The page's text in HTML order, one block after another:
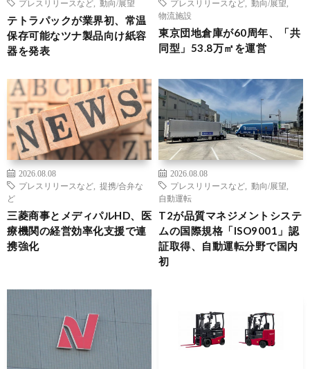
プレスリリースなど
動向/展望
テトラパックが業界初、常温
保存可能なツナ製品向け紙容
器を発表
プレスリリースなど
動向/展望
物流施設
東京団地倉庫が60周年、「共
同型」53.8万㎡を運営
2026.08.08
プレスリリースなど
提携/合弁な
ど
三菱商事とメディパルHD、医
療機関の経営効率化支援で連
携強化
2026.08.08
プレスリリースなど
動向/展望
自動運転
T2が品質マネジメントシステ
ムの国際規格「ISO9001」認
証取得、自動運転分野で国内
初